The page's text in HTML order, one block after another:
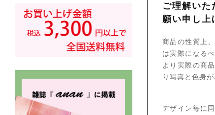
ご理解いた
願い申し上
商品の性質上
は実際になる
より実際の商
り写真と色身
デザイン毎に